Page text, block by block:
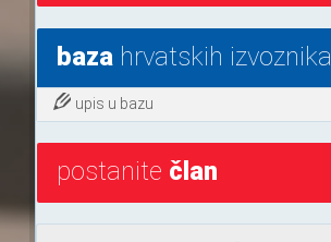
bazahrvatskih izvoznika
upis u bazu
postanite član